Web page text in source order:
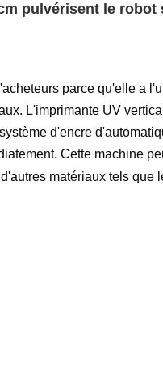
pulvérisent le robot
parce qu'elle a
L'imprimante UV
d'encre
Cette machine
matériaux tels que